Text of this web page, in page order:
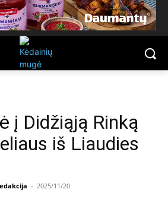
į Didžiąją Rinką
iš Liaudies
- 2025/11/20